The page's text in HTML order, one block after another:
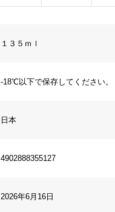
１３５ｍｌ
‐18℃以下で保存してください。
日本
4902888355127
2026年6月16日